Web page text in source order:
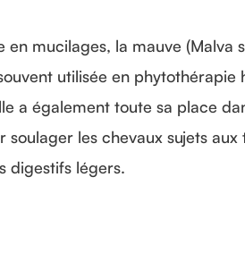
mucilages, la mauve (Malva
utilisée en phytothérapie
a également toute sa place
les chevaux sujets aux
digestifs légers.